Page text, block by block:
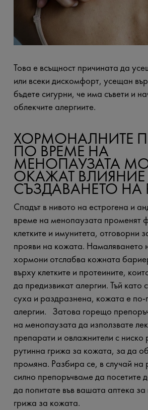
Това е всъщност причината да
или всеки дискомфорт, усещан
бъдете сигурни, че има съвети и
облекчите алергиите.
ХОРМОНАЛНИТЕ
ПО ВРЕМЕ НА
МЕНОПАУЗАТА
ОКАЖАТ ВЛИЯНИЕ
СЪЗДАВАНЕТО НА
Спадът в нивото на естрогена и
време на менопаузата променят
клетките и имунитета, отговорни
прояви на кожата. Намаляването
хормони отслабва кожната
върху клетките и протеините,
да предизвикат алергии. Тъй като
суха и раздразнена, кожата е по-
алергии. Затова горещо
на менопаузата да използвате
препарати и овлажнители с
рутинна грижа за кожата, за да
промяна. Разбира се, в случай на
силно препоръчваме да посетите
да попитате във вашата аптека
грижа за кожата.